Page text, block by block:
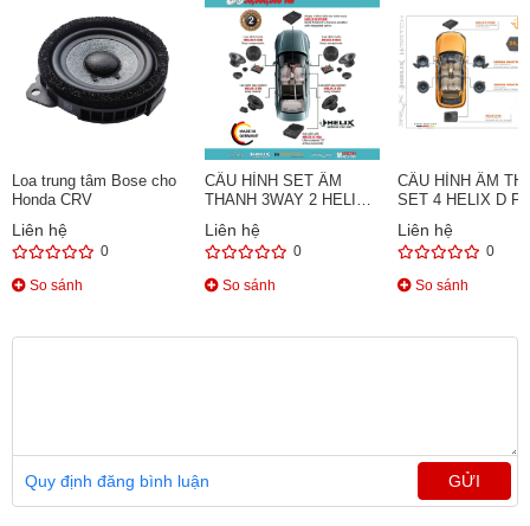
Loa trung tâm Bose cho
Honda CRV
Liên hệ
0
So sánh
CẤU HÌNH SET ÂM
THANH 3WAY 2 HELIX
Liên hệ
0
So sánh
CẤU HÌNH ÂM
SET 4 HELIX D
Liên hệ
0
So sánh
Quy định đăng bình luận GỬI